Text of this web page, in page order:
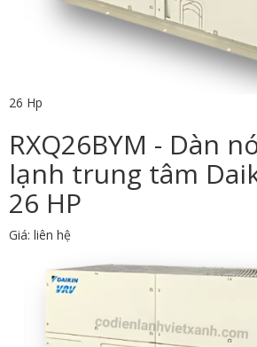
26 Hp
RXQ26BYM - Dàn
lạnh trung tâm
26 HP
Giá: liên hệ